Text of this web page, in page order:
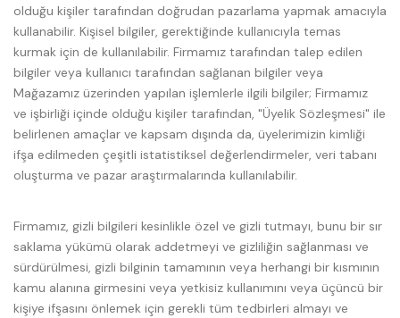
olduğu kişiler tarafından doğrudan pazarlama yapmak amacıyla
kullanabilir. Kişisel bilgiler, gerektiğinde kullanıcıyla temas
kurmak için de kullanılabilir. Firmamız tarafından talep edilen
bilgiler veya kullanıcı tarafından sağlanan bilgiler veya
Mağazamız üzerinden yapılan işlemlerle ilgili bilgiler; Firmamız
ve işbirliği içinde olduğu kişiler tarafından, "Üyelik Sözleşmesi" ile
belirlenen amaçlar ve kapsam dışında da, üyelerimizin kimliği
ifşa edilmeden çeşitli istatistiksel değerlendirmeler, veri tabanı
oluşturma ve pazar araştırmalarında kullanılabilir.
Firmamız, gizli bilgileri kesinlikle özel ve gizli tutmayı, bunu bir sır
saklama yükümü olarak addetmeyi ve gizliliğin sağlanması ve
sürdürülmesi, gizli bilginin tamamının veya herhangi bir kısmının
kamu alanına girmesini veya yetkisiz kullanımını veya üçüncü bir
kişiye ifşasını önlemek için gerekli tüm tedbirleri almayı ve